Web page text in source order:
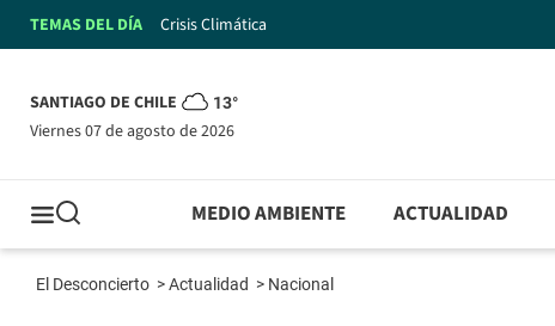
TEMAS DEL DÍA Crisis Climática
SANTIAGO DE CHILE 13°
viernes 07 de agosto de 2026
MEDIO AMBIENTE ACTUALIDAD
El Desconcierto >Actualidad > Nacional